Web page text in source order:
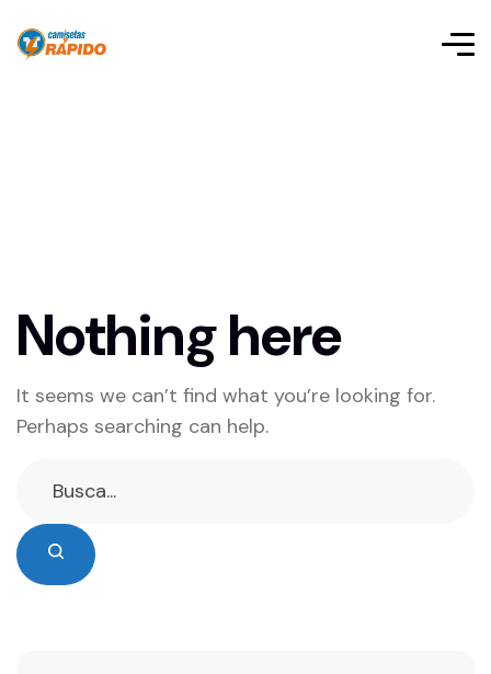
Nothing here
It seems we can’t find what you’re looking for.
Perhaps searching can help.